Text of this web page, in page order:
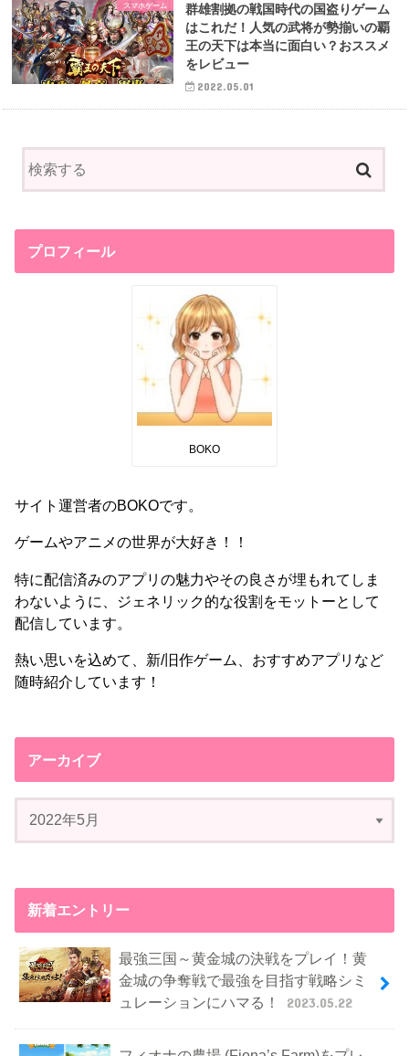
スマホゲーム
群雄割拠の戦国時代の国盗りゲーム
はこれだ！人気の武将が勢揃いの覇
王の天下は本当に面白い？おススメ
をレビュー
2022.05.01
プロフィール
BOKO
サイト運営者のBOKOです。
ゲームやアニメの世界が大好き！！
特に配信済みのアプリの魅力やその良さが埋もれてしま
わないように、ジェネリック的な役割をモットーとして
配信しています。
熱い思いを込めて、新/旧作ゲーム、おすすめアプリなど
随時紹介しています！
アーカイブ
新着エントリー
最強三国～黄金城の決戦をプレイ！黄
金城の争奪戦で最強を目指す戦略シミ
ュレーションにハマる！
2023.05.22